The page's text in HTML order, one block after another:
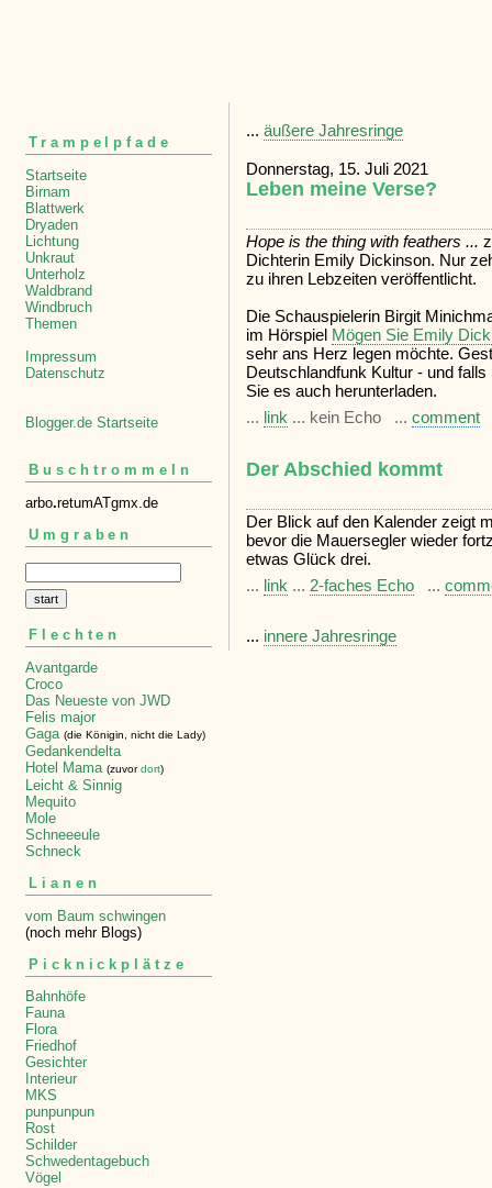
Trampelpfade
Startseite
Birnam
Blattwerk
Dryaden
Lichtung
Unkraut
Unterholz
Waldbrand
Windbruch
Themen
Impressum
Datenschutz
Blogger.de Startseite
Buschtrommeln
arbo.retumATgmx.de
Umgraben
Flechten
Avantgarde
Croco
Das Neueste von JWD
Felis major
Gaga (die Königin, nicht die Lady)
Gedankendelta
Hotel Mama (zuvordort)
Leicht & Sinnig
Mequito
Mole
Schneeeule
Schneck
Lianen
vom Baum schwingen
(noch mehr Blogs)
Picknickplätze
Bahnhöfe
Fauna
Flora
Friedhof
Gesichter
Interieur
MKS
punpunpun
Rost
Schilder
Schwedentagebuch
Vögel
... äußere Jahresringe
Donnerstag, 15. Juli 2021
Leben meine Verse?
Hope is the thing with feathers ...
Dichterin Emily Dickinson. Nur
zu ihren Lebzeiten veröffentlicht.
Die Schauspielerin Birgit
im Hörspiel Mögen Sie Emily
sehr ans Herz legen möchte.
Deutschlandfunk Kultur - und
Sie es auch herunterladen.
... link ... kein Echo ... comment
Der Abschied kommt
Der Blick auf den Kalender zeigt
bevor die Mauersegler wieder
etwas Glück drei.
... link ... 2-faches Echo ...
... innere Jahresringe